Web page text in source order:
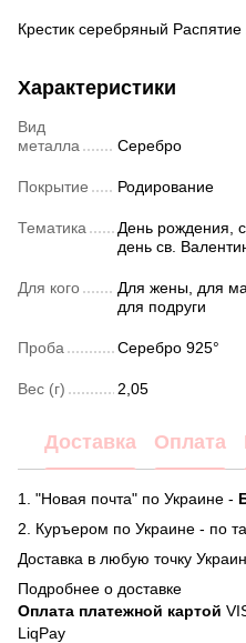
Крестик серебряный Распятие
Характеристики
Вид
металла
Серебро
Покрытие Родирование
Тематика
День рождения,
день св.
Для кого
Для жены, для
для подруги
Проба Серебро 925°
Вес (г) 2,05
Доставка Оплата
1. "Новая почта" по Украине -
2. Куръером по Украине - по
Доставка в любую точку
Подробнее о доставке
Оплата платежной картой
LiqPay